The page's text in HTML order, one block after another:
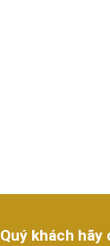
Quý khách